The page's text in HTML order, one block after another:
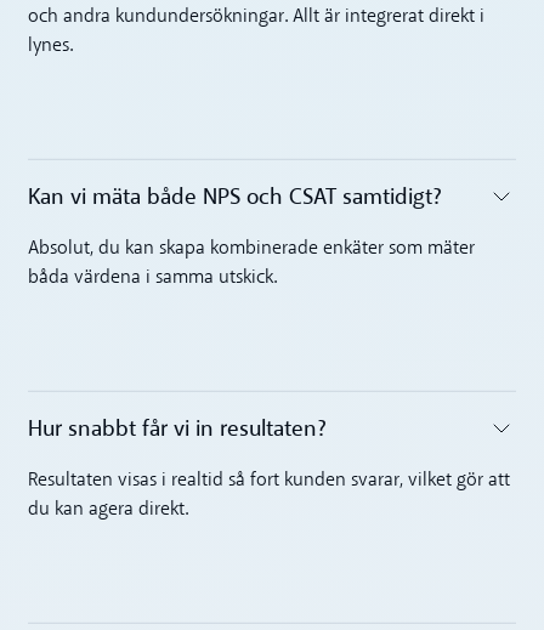
och andra kundundersökningar. Allt är integrerat direkt i
lynes.
Toggle accordion
Kan vi mäta både NPS och CSAT samtidigt?‍
Absolut, du kan skapa kombinerade enkäter som mäter
båda värdena i samma utskick.
Toggle accordion
Hur snabbt får vi in resultaten?‍
Resultaten visas i realtid så fort kunden svarar, vilket gör att
du kan agera direkt.